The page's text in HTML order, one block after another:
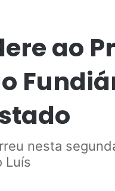
ao
nesta
Luís